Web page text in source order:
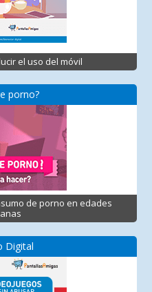
el uso del móvil
porno?
de porno en edades
Digital